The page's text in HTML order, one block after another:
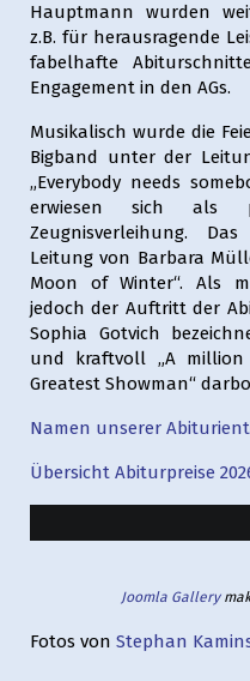
Hauptmann wurden
z.B. für herausragende
fabelhafte
Engagement in den AGs.
Musikalisch wurde die
Bigband unter der
„Everybody needs
erwiesen sich als
Zeugnisverleihung.
Leitung von Barbara
Moon of Winter“. Als
jedoch der Auftritt der
Sophia Gotvich
und kraftvoll „A million
Greatest Showman“
Namen unserer
Übersicht Abiturpreise
Joomla Gallery
Fotos von Stephan